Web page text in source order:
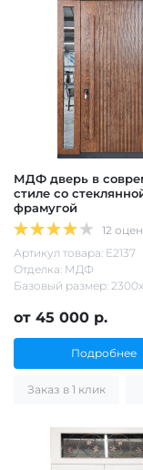
МДФ дверь в
стиле со
фрамугой
12
Артикул товара: Е2137
Отделка: МДФ
Базовый размер:
от 45 000 р.
Подробнее
Заказ в 1 клик